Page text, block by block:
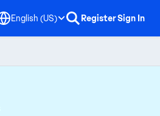
English (US) RegisterSign In